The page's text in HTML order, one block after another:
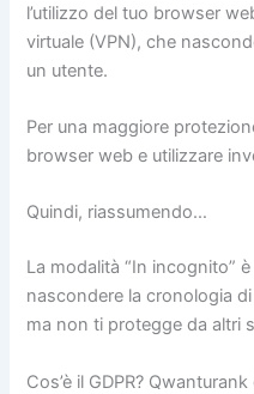
l’utilizzo del tuo browser
virtuale (VPN), che
un utente.
Per una maggiore
browser web e utilizzare
Quindi, riassumendo…
La modalità “In incognito”
nascondere la cronologia
ma non ti protegge da altri
Cos’è il GDPR?